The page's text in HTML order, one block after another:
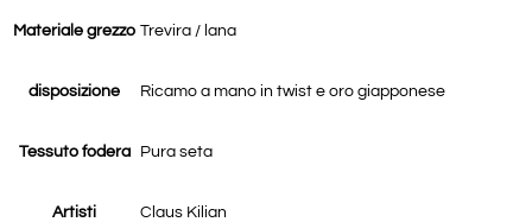
Materiale grezzo Trevira / lana
disposizione Ricamo a mano in twist e oro giapponese
Tessuto fodera Pura seta
Artisti Claus Kilian